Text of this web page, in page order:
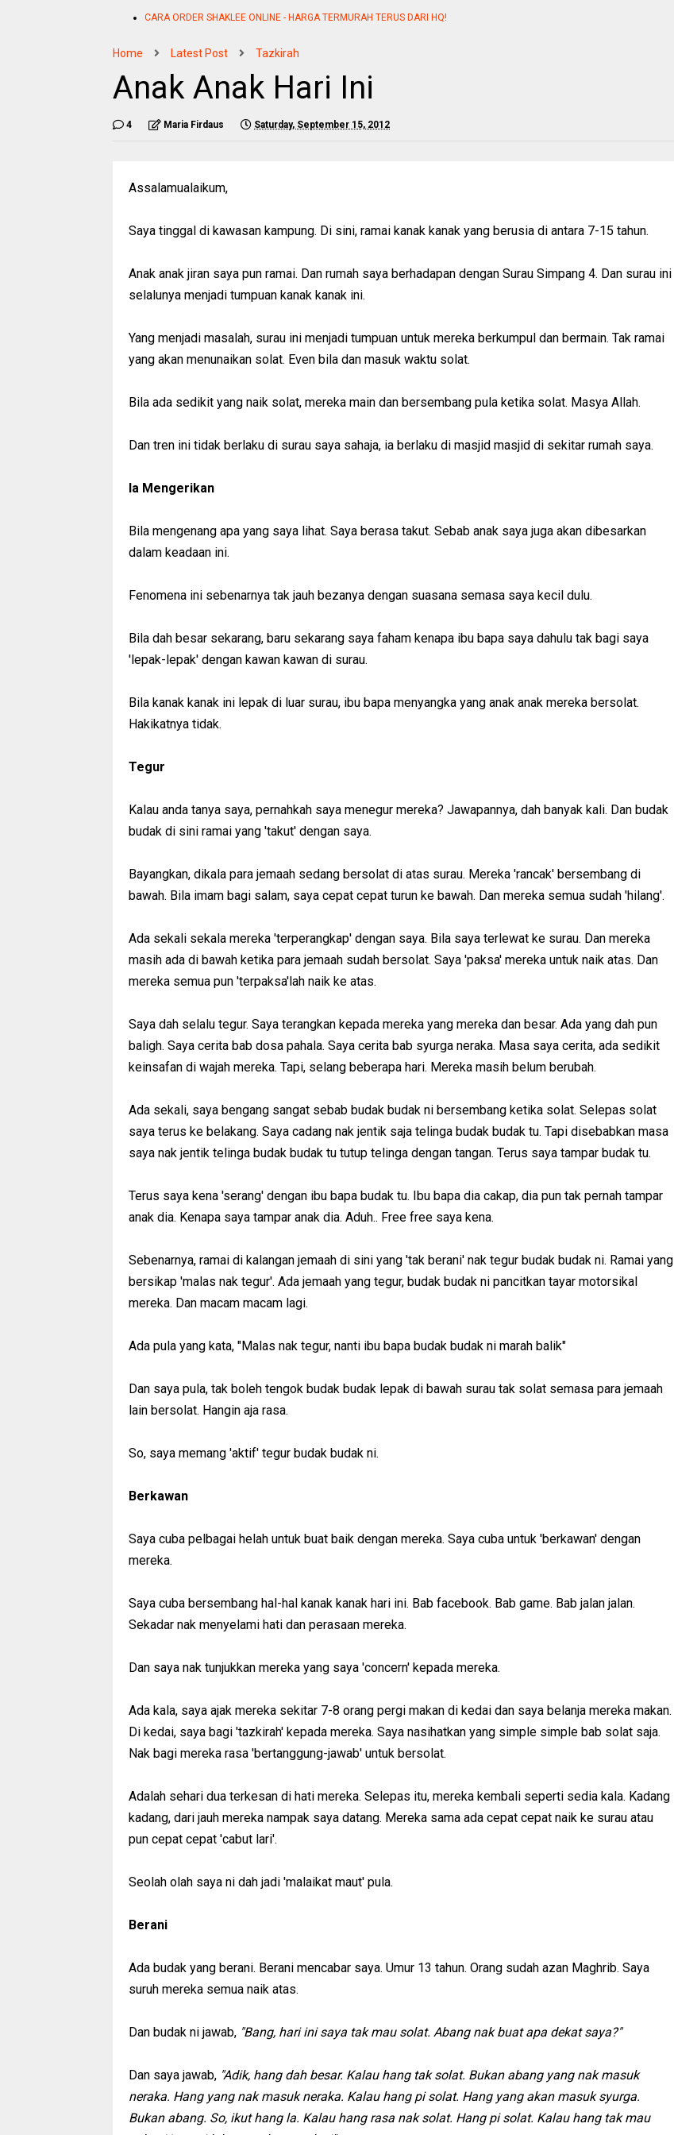
CARA ORDER SHAKLEE ONLINE - HARGA TERMURAH TERUS DARI HQ!
Home Latest Post Tazkirah
Anak Anak Hari Ini
4 Maria Firdaus Saturday, September 15, 2012
Assalamualaikum,
Saya tinggal di kawasan kampung. Di sini, ramai kanak kanak yang berusia di antara 7-15 tahun.
Anak anak jiran saya pun ramai. Dan rumah saya berhadapan dengan Surau Simpang 4. Dan surau ini
selalunya menjadi tumpuan kanak kanak ini.
Yang menjadi masalah, surau ini menjadi tumpuan untuk mereka berkumpul dan bermain. Tak ramai
yang akan menunaikan solat. Even bila dan masuk waktu solat.
Bila ada sedikit yang naik solat, mereka main dan bersembang pula ketika solat. Masya Allah.
Dan tren ini tidak berlaku di surau saya sahaja, ia berlaku di masjid masjid di sekitar rumah saya.
Ia Mengerikan
Bila mengenang apa yang saya lihat. Saya berasa takut. Sebab anak saya juga akan dibesarkan
dalam keadaan ini.
Fenomena ini sebenarnya tak jauh bezanya dengan suasana semasa saya kecil dulu.
Bila dah besar sekarang, baru sekarang saya faham kenapa ibu bapa saya dahulu tak bagi saya
'lepak-lepak' dengan kawan kawan di surau.
Bila kanak kanak ini lepak di luar surau, ibu bapa menyangka yang anak anak mereka bersolat.
Hakikatnya tidak.
Tegur
Kalau anda tanya saya, pernahkah saya menegur mereka? Jawapannya, dah banyak kali. Dan budak
budak di sini ramai yang 'takut' dengan saya.
Bayangkan, dikala para jemaah sedang bersolat di atas surau. Mereka 'rancak' bersembang di
bawah. Bila imam bagi salam, saya cepat cepat turun ke bawah. Dan mereka semua sudah 'hilang'.
Ada sekali sekala mereka 'terperangkap' dengan saya. Bila saya terlewat ke surau. Dan mereka
masih ada di bawah ketika para jemaah sudah bersolat. Saya 'paksa' mereka untuk naik atas. Dan
mereka semua pun 'terpaksa'lah naik ke atas.
Saya dah selalu tegur. Saya terangkan kepada mereka yang mereka dan besar. Ada yang dah pun
baligh. Saya cerita bab dosa pahala. Saya cerita bab syurga neraka. Masa saya cerita, ada sedikit
keinsafan di wajah mereka. Tapi, selang beberapa hari. Mereka masih belum berubah.
Ada sekali, saya bengang sangat sebab budak budak ni bersembang ketika solat. Selepas solat
saya terus ke belakang. Saya cadang nak jentik saja telinga budak budak tu. Tapi disebabkan masa
saya nak jentik telinga budak budak tu tutup telinga dengan tangan. Terus saya tampar budak tu.
Terus saya kena 'serang' dengan ibu bapa budak tu. Ibu bapa dia cakap, dia pun tak pernah tampar
anak dia. Kenapa saya tampar anak dia. Aduh.. Free free saya kena.
Sebenarnya, ramai di kalangan jemaah di sini yang 'tak berani' nak tegur budak budak ni. Ramai yang
bersikap 'malas nak tegur'. Ada jemaah yang tegur, budak budak ni pancitkan tayar motorsikal
mereka. Dan macam macam lagi.
Ada pula yang kata, "Malas nak tegur, nanti ibu bapa budak budak ni marah balik"
Dan saya pula, tak boleh tengok budak budak lepak di bawah surau tak solat semasa para jemaah
lain bersolat. Hangin aja rasa.
So, saya memang 'aktif' tegur budak budak ni.
Berkawan
Saya cuba pelbagai helah untuk buat baik dengan mereka. Saya cuba untuk 'berkawan' dengan
mereka.
Saya cuba bersembang hal-hal kanak kanak hari ini. Bab facebook. Bab game. Bab jalan jalan.
Sekadar nak menyelami hati dan perasaan mereka.
Dan saya nak tunjukkan mereka yang saya 'concern' kepada mereka.
Ada kala, saya ajak mereka sekitar 7-8 orang pergi makan di kedai dan saya belanja mereka makan.
Di kedai, saya bagi 'tazkirah' kepada mereka. Saya nasihatkan yang simple simple bab solat saja.
Nak bagi mereka rasa 'bertanggung-jawab' untuk bersolat.
Adalah sehari dua terkesan di hati mereka. Selepas itu, mereka kembali seperti sedia kala. Kadang
kadang, dari jauh mereka nampak saya datang. Mereka sama ada cepat cepat naik ke surau atau
pun cepat cepat 'cabut lari'.
Seolah olah saya ni dah jadi 'malaikat maut' pula.
Berani
Ada budak yang berani. Berani mencabar saya. Umur 13 tahun. Orang sudah azan Maghrib. Saya
suruh mereka semua naik atas.
Dan budak ni jawab, "Bang, hari ini saya tak mau solat. Abang nak buat apa dekat saya?"
Dan saya jawab, "Adik, hang dah besar. Kalau hang tak solat. Bukan abang yang nak masuk
neraka. Hang yang nak masuk neraka. Kalau hang pi solat. Hang yang akan masuk syurga.
Bukan abang. So, ikut hang la. Kalau hang rasa nak solat. Hang pi solat. Kalau hang tak mau